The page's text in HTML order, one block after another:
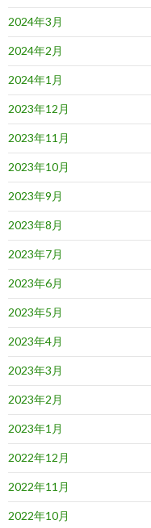
2024年3月
2024年2月
2024年1月
2023年12月
2023年11月
2023年10月
2023年9月
2023年8月
2023年7月
2023年6月
2023年5月
2023年4月
2023年3月
2023年2月
2023年1月
2022年12月
2022年11月
2022年10月